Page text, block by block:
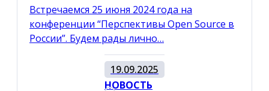
Встречаемся 25 июня 2024 года на
конференции “Перспективы Open Source в
России”. Будем рады лично…
19.09.2025
НОВОСТЬ